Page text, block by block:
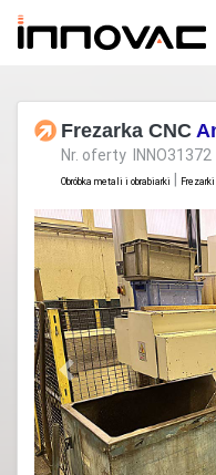
Frezarka CNC
Nr. oferty INNO31372
Obróbka metali i obrabiarki Frezarki
Previous